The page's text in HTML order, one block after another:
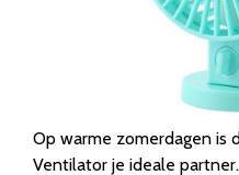
Op warme zomerdagen is
Ventilator je ideale